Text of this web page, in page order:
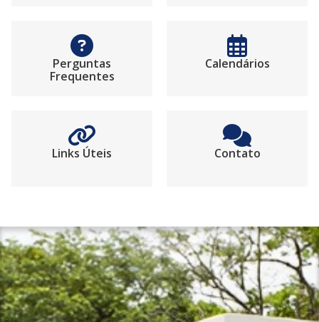
Perguntas
Frequentes
Calendários
Links Úteis Contato